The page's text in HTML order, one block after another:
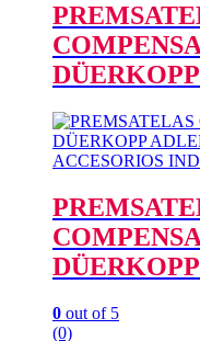
ACCESORIOS
0 out of 5
(0)